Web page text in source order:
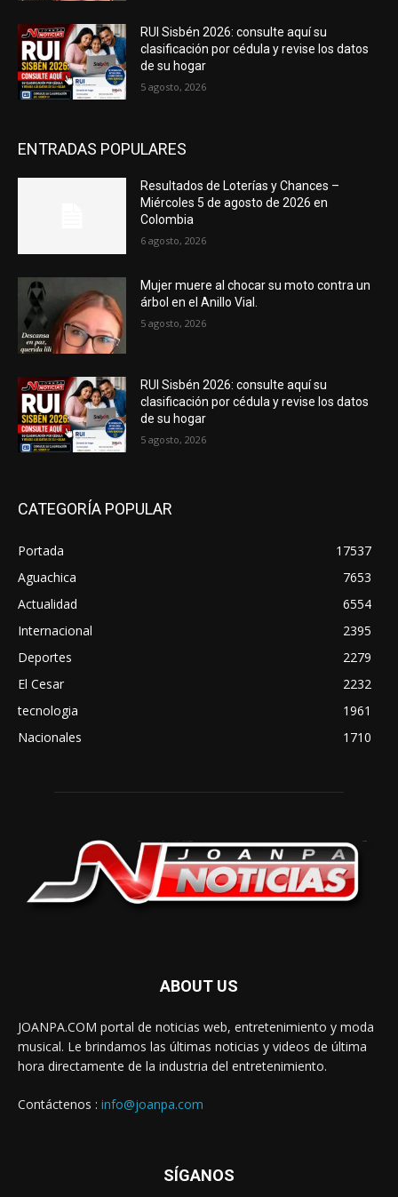
RUI Sisbén 2026: consulte aquí su
clasificación por cédula y revise los datos
de su hogar
5 agosto, 2026
ENTRADAS POPULARES
Resultados de Loterías y Chances –
Miércoles 5 de agosto de 2026 en
Colombia
6 agosto, 2026
Mujer muere al chocar su moto contra un
árbol en el Anillo Vial.
5 agosto, 2026
RUI Sisbén 2026: consulte aquí su
clasificación por cédula y revise los datos
de su hogar
5 agosto, 2026
CATEGORÍA POPULAR
Portada
17537
Aguachica
7653
Actualidad
6554
Internacional
2395
Deportes
2279
El Cesar
2232
tecnologia
1961
Nacionales
1710
ABOUT US
JOANPA.COM portal de noticias web, entretenimiento y moda
musical. Le brindamos las últimas noticias y videos de última
hora directamente de la industria del entretenimiento.
Contáctenos : info@joanpa.com
SÍGANOS